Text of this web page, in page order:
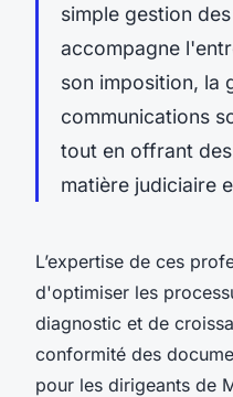
simple gestion
accompagne
son imposition, la
communications
tout en offrant
matière judiciaire
L’expertise de ces
d'optimiser les
diagnostic et de
conformité des
pour les dirigeants de